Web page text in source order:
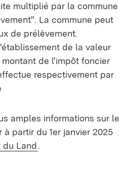
multiplié par la commune
La commune peut
de prélèvement.
de la valeur
de l'impôt foncier
respectivement par
amples informations sur le
à partir du 1er janvier 2025
du Land.